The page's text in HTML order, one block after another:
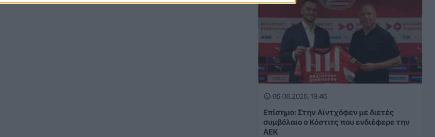
06.08.2026, 19:46
Επίσημο: Στην Αϊντχόφεν με διετές
συμβόλαιο ο Κόστιτς που ενδιέφερε την
ΑΕΚ